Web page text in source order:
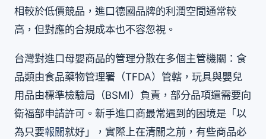
相較於低價競品，進口德國品牌的利潤空間通常較
高，但對應的合規成本也不容忽視。
台灣對進口母嬰商品的管理分散在多個主管機關：食
品類由食品藥物管理署（TFDA）管轄，玩具與嬰兒
用品由標準檢驗局（BSMI）負責，部分品項還需要向
衛福部申請許可。新手進口商最常遇到的困境是「以
為只要報關就好」，實際上在清關之前，有些商品必